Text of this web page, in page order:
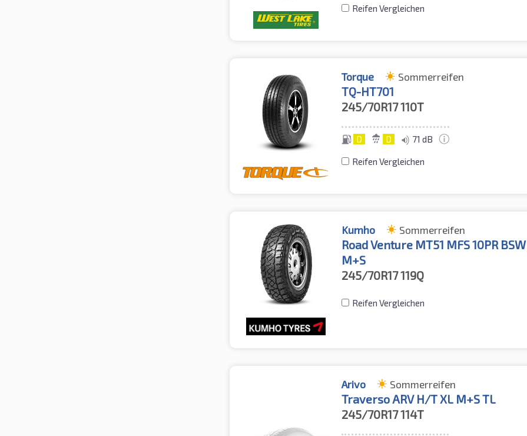
Reifen Vergleichen
Torque Sommerreifen
TQ-HT701
245/70R17110T
D D 71 dB
Reifen Vergleichen
Kumho Sommerreifen
Road Venture MT51 MFS 10PR BSW
M+S
245/70R17119Q
Reifen Vergleichen
Arivo Sommerreifen
Traverso ARV H/T XL M+S TL
245/70R17114T